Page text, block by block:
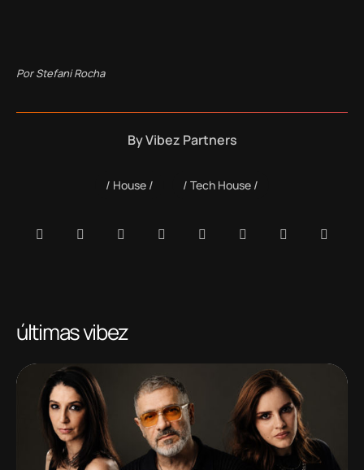
Por Stefani Rocha
ByVibez Partners
House Tech House
últimas vibez